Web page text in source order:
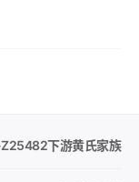
下游黄氏家族